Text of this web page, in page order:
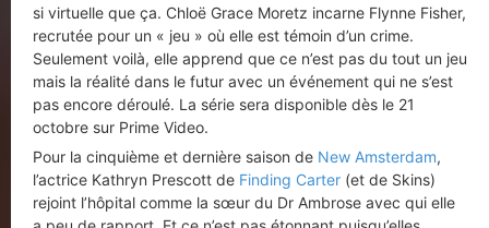
si virtuelle que ça. Chloë Grace Moretz incarne Flynne Fisher,
recrutée pour un « jeu » où elle est témoin d’un crime.
Seulement voilà, elle apprend que ce n’est pas du tout un jeu
mais la réalité dans le futur avec un événement qui ne s’est
pas encore déroulé. La série sera disponible dès le 21
octobre sur Prime Video.
Pour la cinquième et dernière saison de New Amsterdam,
l’actrice Kathryn Prescott de Finding Carter (et de Skins)
rejoint l’hôpital comme la sœur du Dr Ambrose avec qui elle